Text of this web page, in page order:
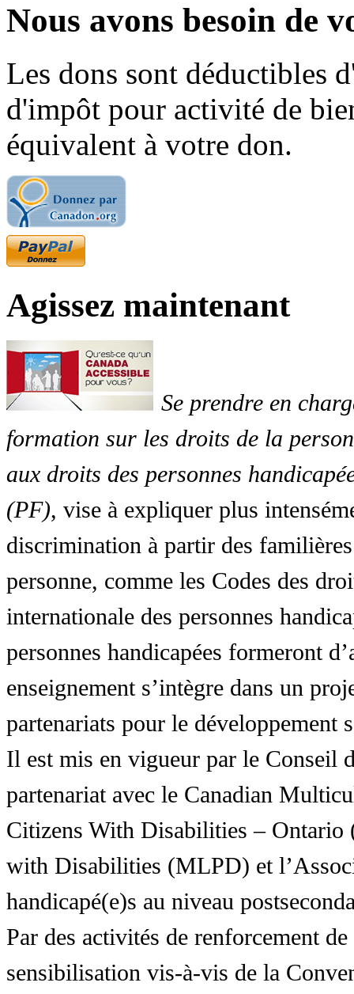
Nous avons besoin de
Les dons sont déductibles
d'impôt pour activité de
équivalent à votre don.
Agissez maintenant
Se prendre en
formation sur les droits de la
aux droits des personnes
(PF), vise à expliquer plus
discrimination à partir des
personne, comme les Codes des
internationale des personnes
personnes handicapées formeront
enseignement s’intègre dans un
partenariats pour le développement
Il est mis en vigueur par le Conseil
partenariat avec le Canadian
Citizens With Disabilities – Ontario
with Disabilities (MLPD) et
handicapé(e)s au niveau
Par des activités de renforcement
sensibilisation vis-à-vis de la